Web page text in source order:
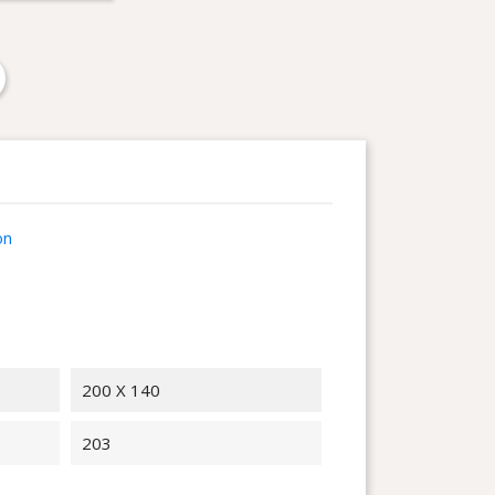
200 X 140
203